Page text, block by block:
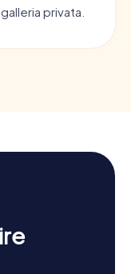
privata.